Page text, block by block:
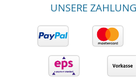
UNSERE